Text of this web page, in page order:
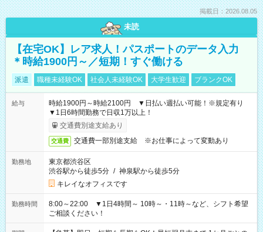
掲載日：2026.08.05
未読
【在宅OK】レア求人！パスポートのデータ入力
＊時給1900円～／短期！すぐ働ける
派遣 職種未経験OK 社会人未経験OK 大学生歓迎 ブランクOK
給与
時給1900円～時給2100円 ▼日払い週払い可能！※規定有り
▼1日6時間勤務で日収1万以上！
交通費別途支給あり
交通費 交通費一部別途支給 ※お仕事によって変動あり
勤務地
東京都渋谷区
渋谷駅から徒歩5分 / 神泉駅から徒歩5分
キレイなオフィスです
勤務時間
8:00～22:00 ▼1日4時間～ 10時～・11時～など、シフト希望
ご相談ください！